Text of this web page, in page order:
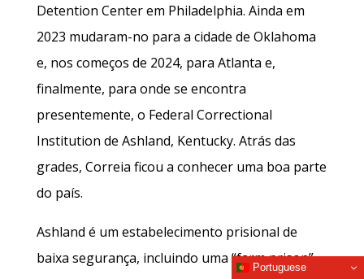
Detention Center em Philadelphia. Ainda em
2023 mudaram-no para a cidade de Oklahoma
e, nos começos de 2024, para Atlanta e,
finalmente, para onde se encontra
presentemente, o Federal Correctional
Institution de Ashland, Kentucky. Atrás das
grades, Correia ficou a conhecer uma boa parte
do país.
Ashland é um estabelecimento prisional de
baixa segurança, incluindo uma “farm prison”,
Portuguese